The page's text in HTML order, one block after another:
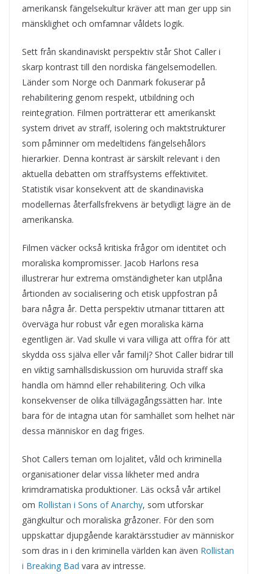
amerikansk fängelsekultur kräver att man ger upp sin
mänsklighet och omfamnar våldets logik.
Sett från skandinaviskt perspektiv står Shot Caller i
skarp kontrast till den nordiska fängelsemodellen.
Länder som Norge och Danmark fokuserar på
rehabilitering genom respekt, utbildning och
reintegration. Filmen porträtterar ett amerikanskt
system drivet av straff, isolering och maktstrukturer
som påminner om medeltidens fängelsehålors
hierarkier. Denna kontrast är särskilt relevant i den
aktuella debatten om straffsystems effektivitet.
Statistik visar konsekvent att de skandinaviska
modellernas återfallsfrekvens är betydligt lägre än de
amerikanska.
Filmen väcker också kritiska frågor om identitet och
moraliska kompromisser. Jacob Harlons resa
illustrerar hur extrema omständigheter kan utplåna
årtionden av socialisering och etisk uppfostran på
bara några år. Detta perspektiv utmanar tittaren att
överväga hur robust vår egen moraliska kärna
egentligen är. Vad skulle vi vara villiga att offra för att
skydda oss själva eller vår familj? Shot Caller bidrar till
en viktig samhällsdiskussion om huruvida straff ska
handla om hämnd eller rehabilitering. Och vilka
konsekvenser de olika tillvägagångssätten har. Inte
bara för de intagna utan för samhället som helhet när
dessa människor en dag friges.
Shot Callers teman om lojalitet, våld och kriminella
organisationer delar vissa likheter med andra
krimdramatiska produktioner. Läs också vår artikel
om Rollistan i Sons of Anarchy, som utforskar
gängkultur och moraliska gråzoner. För den som
uppskattar djupgående karaktärsstudier av människor
som dras in i den kriminella världen kan även Rollistan
i Breaking Bad vara av intresse.